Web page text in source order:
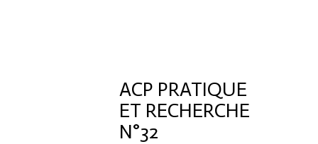
PR
ACP PRATIQUE
ET RECHERCHE
N°32